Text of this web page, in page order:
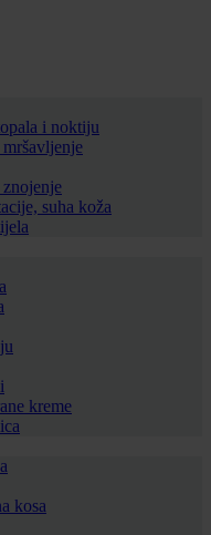
i noktiju
suha koža
kreme
kosa